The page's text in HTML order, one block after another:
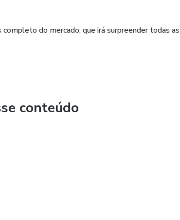
do mercado, que irá surpreender todas as
conteúdo